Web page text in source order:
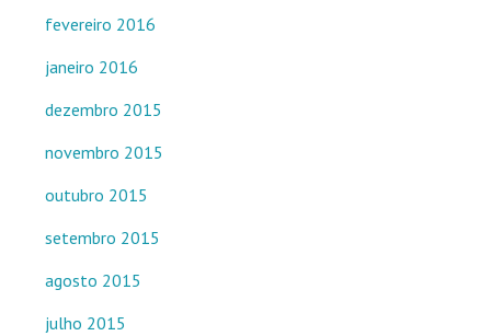
fevereiro 2016
janeiro 2016
dezembro 2015
novembro 2015
outubro 2015
setembro 2015
agosto 2015
julho 2015